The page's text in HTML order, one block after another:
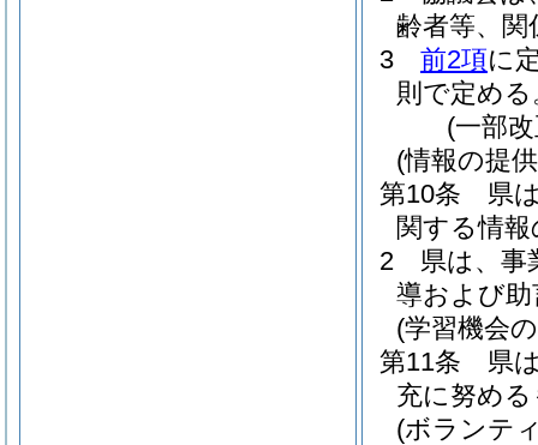
齢者等、
3
前2項に
則で定める
(一部
(情報の提
第10条
県
関する情
2
県は、事
導および
(学習機会
第11条
県
充に努め
(ボランテ